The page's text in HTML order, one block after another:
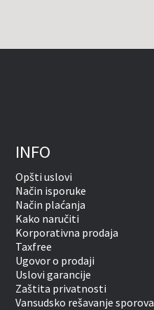
INFO
Opšti uslovi
Način isporuke
Način plaćanja
Kako naručiti
Korporativna prodaja
Taxfree
Ugovor o prodaji
Uslovi garancije
Zaštita privatnosti
Vansudsko rešavanje sporova